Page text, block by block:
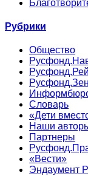
Рубрики
Общество
Словарь
«Дети
Наши
Партнеры
«Вести»
Эндаумент